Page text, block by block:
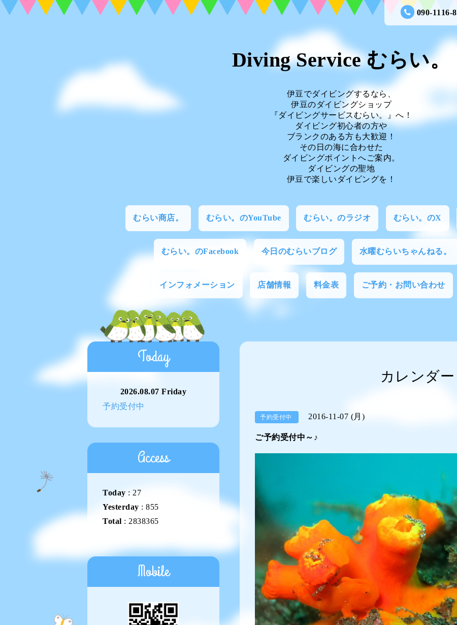
090-1116-
Diving Service むらい。
伊豆でダイビングするなら、
伊豆のダイビングショップ
『ダイビングサービスむらい。』へ！
ダイビング初心者の方や
ブランクのある方も大歓迎！
その日の海に合わせた
ダイビングポイントへご案内。
ダイビングの聖地
伊豆で楽しいダイビングを！
むらい商店。 むらい。のYouTube むらい。のラジオ むらい。のX
むらい。のFacebook 今日のむらいブログ 水曜むらいちゃんねる。
インフォメーション 店舗情報 料金表 ご予約・お問い合わせ
カレンダー
予約受付中 2016-11-07 (月)
ご予約受付中～♪
Today
2026.08.07 Friday
予約受付中
Access
Today : 27
Yesterday : 855
Total : 2838365
Mobile